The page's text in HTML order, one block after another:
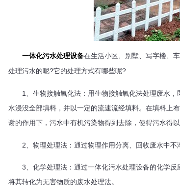
一体化污水处理设备在生活小区、别墅、写字楼、
处理污水的呢?它的处理方式有哪些呢?
1、生物接触氧化法：用生物接触氧化法处理废水，
水浸没全部填料，并以一定的流速流经填料。在填料上
谢的作用下，污水中有机污染物得到去除，使得污水得以
2、物理处理法：通过物理作用分离、回收废水中不
3、化学处理法：通过一体化污水处理设备的化学反
将其转化为无害物质的废水处理法。